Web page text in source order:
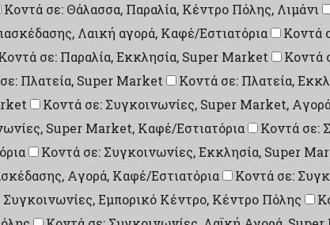
Κοντά σε: Θάλασσα, Παραλία, Κέντρο Πόλης, Λιμάνι
Λαική αγορά, Καφέ/Εστιατόρια
Κοντά
σε: Παραλία, Εκκλησία, Super Market Κοντά
Πλατεία, Super Market Κοντά σε: Πλατεία,
Κοντά σε: Συγκοινωνίες, Super Market,
Super Market, Καφέ/Εστιατόρια Κοντά σε:
Κοντά σε: Συγκοινωνίες, Εκκλησία, Super
Aγορά, Καφέ/Εστιατόρια
Κοντά σε:
Συγκοινωνίες, Εμπορικό Κέντρο, Κέντρο Πόλης